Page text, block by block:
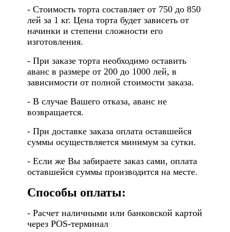
- Стоимость торта составляет от 750 до 850
лей за 1 кг. Цена торта будет зависеть от
начинки и степени сложности его
изготовления.
- При заказе торта необходимо оставить
аванс в размере от 200 до 1000 лей, в
зависимости от полной стоимости заказа.
- В случае Вашего отказа, аванс не
возвращается.
- При доставке заказа оплата оставшейся
суммы осуществляется минимум за сутки.
- Если же Вы забираете заказ сами, оплата
оставшейся суммы производится на месте.
Способы оплаты:
- Расчет наличными или банковской картой
через POS-терминал